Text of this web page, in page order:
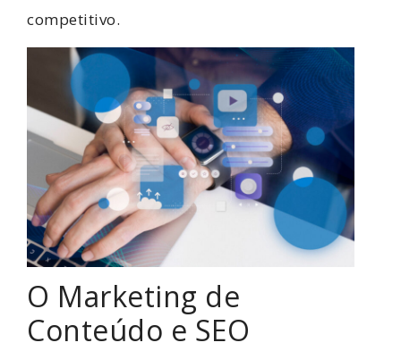
competitivo.
O Marketing de
Conteúdo e SEO